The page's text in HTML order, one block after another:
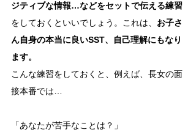
ジティブな情報…などをセットで伝える練習
をしておくといいでしょう。これは、 お子さ
ん自身の本当に良いSST、自己理解にもなり
ます。
こんな練習をしておくと、例えば、長女の面
接本番では…
「あなたが苦手なことは？」